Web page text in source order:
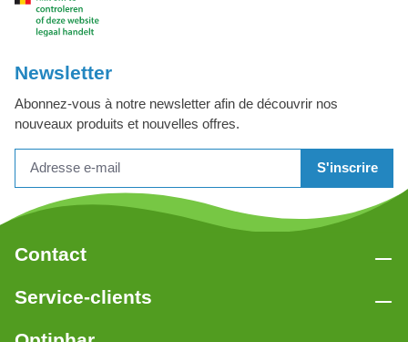
Newsletter
Abonnez-vous à notre newsletter afin de découvrir nos
nouveaux produits et nouvelles offres.
S'inscrire
Contact
Service-clients